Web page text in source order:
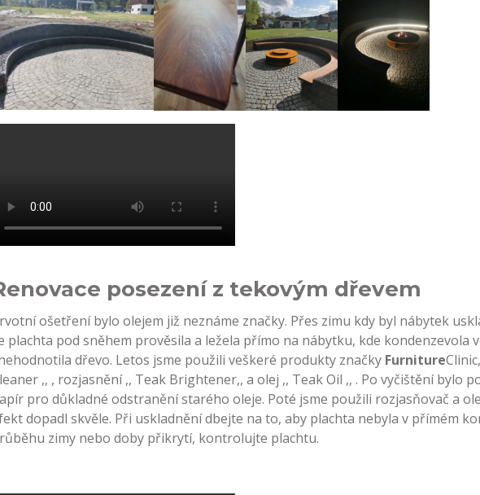
posezení z tekovým dřevem
ošetření bylo olejem již neznáme značky. Přes zimu kdy byl nábytek
plachta pod sněhem prověsila a ležela přímo na nábytku, kde kondenzevola
dřevo. Letos jsme použili veškeré produkty značky Furniture
,, , rozjasnění ,, Teak Brightener,, a olej ,, Teak Oil ,, . Po vyčištění bylo
pro důkladné odstranění starého oleje. Poté jsme použili rozjasňovač a
dopadl skvěle. Při uskladnění dbejte na to, aby plachta nebyla v přímém
zimy nebo doby přikrytí, kontrolujte plachtu.